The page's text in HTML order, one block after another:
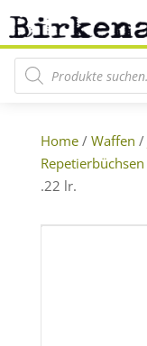
Products search
Home/ Waffen /
Repetierbüchsen
.22 lr.